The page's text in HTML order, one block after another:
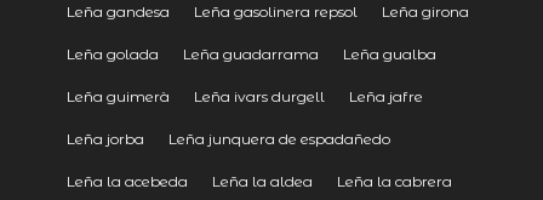
Leña gandesa Leña gasolinera repsol Leña girona
Leña golada Leña guadarrama Leña gualba
Leña guimerà Leña ivars durgell Leña jafre
Leña jorba Leña junquera de espadañedo
Leña la acebeda Leña la aldea Leña la cabrera